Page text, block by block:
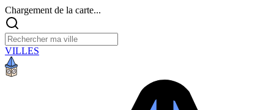
Chargement de la carte...
VILLES